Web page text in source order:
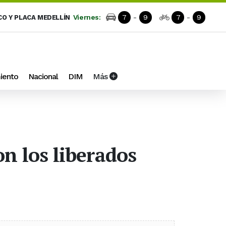
Y PLACA MEDELLÍN Viernes: 7 - 9 7 - 9
Nacional DIM Más
los liberados